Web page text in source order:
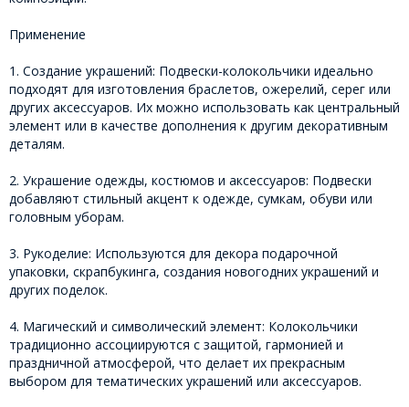
Применение
1. Создание украшений: Подвески-колокольчики идеально
подходят для изготовления браслетов, ожерелий, серег или
других аксессуаров. Их можно использовать как центральный
элемент или в качестве дополнения к другим декоративным
деталям.
2. Украшение одежды, костюмов и аксессуаров: Подвески
добавляют стильный акцент к одежде, сумкам, обуви или
головным уборам.
3. Рукоделие: Используются для декора подарочной
упаковки, скрапбукинга, создания новогодних украшений и
других поделок.
4. Магический и символический элемент: Колокольчики
традиционно ассоциируются с защитой, гармонией и
праздничной атмосферой, что делает их прекрасным
выбором для тематических украшений или аксессуаров.